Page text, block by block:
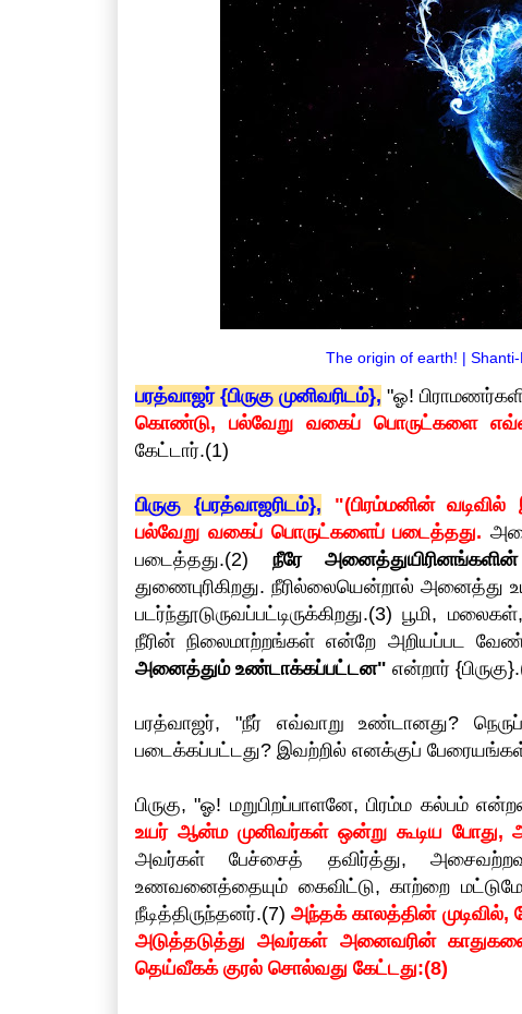
The origin of earth! |
பரத்வாஜர் {பிருகு முனிவரிடம்}, "ஓ!
கொண்டு, பல்வேறு வகைப் பொருட்களை
கேட்டார்.(1)
பிருகு {பரத்வாஜரிடம்},
"(பிரம்மனின்
பல்வேறு வகைப் பொருட்களைப் படைத்தது.
படைத்தது.(2) நீரே அனைத்துயிரினங்களின்
துணைபுரிகிறது. நீரில்லையென்றால்
படர்ந்தூடுருவப்பட்டிருக்கிறது.(3)
நீரின் நிலைமாற்றங்கள் என்றே அறியப்பட
அனைத்தும் உண்டாக்கப்பட்டன" என்றார்
பரத்வாஜர், "நீர் எவ்வாறு உண்டானது?
படைக்கப்பட்டது? இவற்றில் எனக்குப்
பிருகு, "ஓ! மறுபிறப்பாளனே, பிரம்ம கல்பம்
உயர் ஆன்ம முனிவர்கள் ஒன்று கூடிய
அவர்கள் பேச்சைத் தவிர்த்து,
உணவனைத்தையும் கைவிட்டு, காற்றை
நீடித்திருந்தனர்.(7)அந்தக் காலத்தின் முடிவில்,
அடுத்தடுத்து அவர்கள் அனைவரின்
தெய்வீகக் குரல் சொல்வது கேட்டது:(8)